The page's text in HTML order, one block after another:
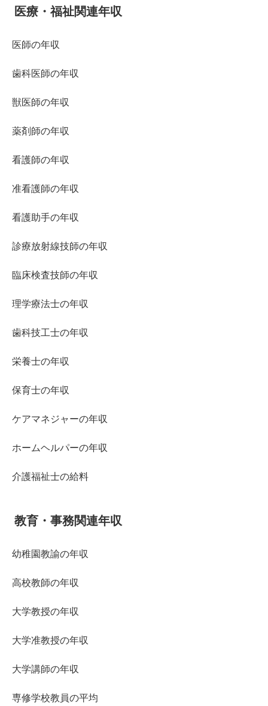
医療・福祉関連年収
医師の年収
歯科医師の年収
獣医師の年収
薬剤師の年収
看護師の年収
准看護師の年収
看護助手の年収
診療放射線技師の年収
臨床検査技師の年収
理学療法士の年収
歯科技工士の年収
栄養士の年収
保育士の年収
ケアマネジャーの年収
ホームヘルパーの年収
介護福祉士の給料
教育・事務関連年収
幼稚園教諭の年収
高校教師の年収
大学教授の年収
大学准教授の年収
大学講師の年収
専修学校教員の平均